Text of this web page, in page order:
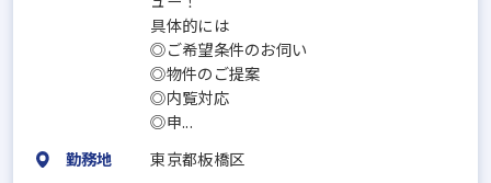
具体的には
◎ご希望条件のお伺い
◎物件のご提案
◎内覧対応
◎申...
勤務地
東京都板橋区